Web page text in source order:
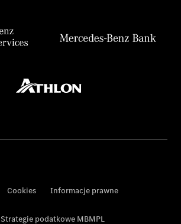
Cookies Informacje prawne
Strategie podatkowe MBMPL